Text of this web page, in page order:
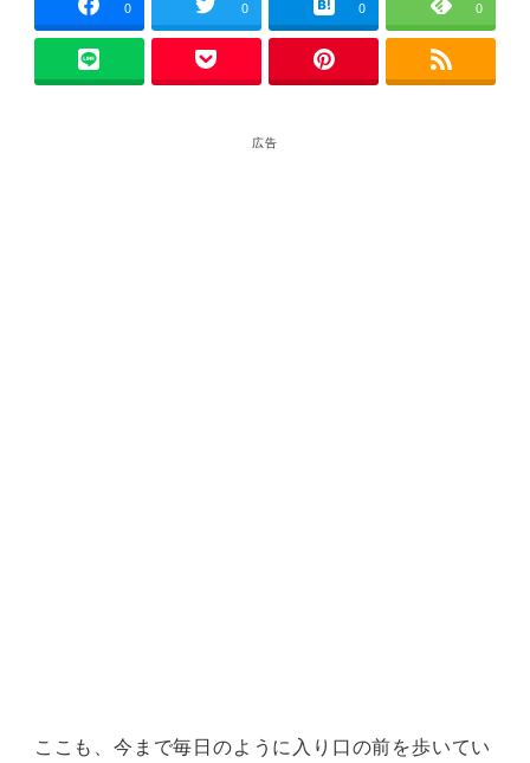
0 0 0 0
広告
ここも、今まで毎日のように入り口の前を歩いてい